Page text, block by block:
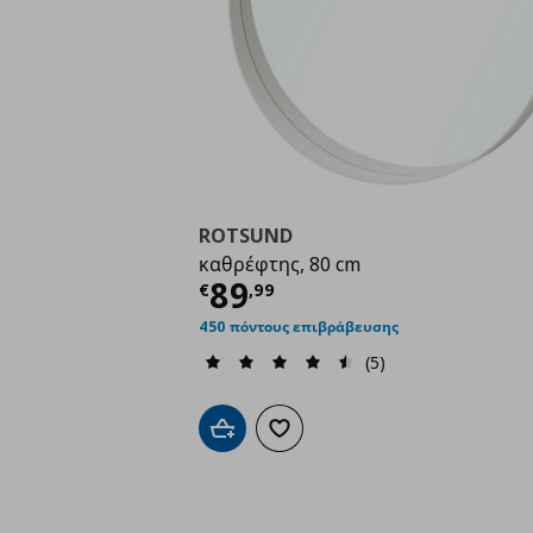
ROTSUND
καθρέφτης, 80 cm
€89,99
Τρέχουσα τιμή
450 πόντους επιβράβευσης
(5)
Προσθήκη στο καλάθι
Προσθήκη στα αγαπημένα